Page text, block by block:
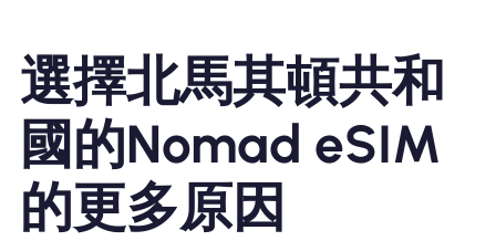
選擇北馬其頓共和
國的Nomad eSIM
的更多原因